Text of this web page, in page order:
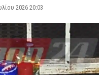
2026 20:03